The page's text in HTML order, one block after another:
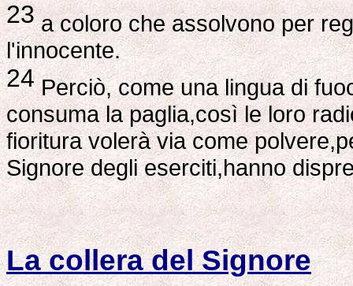
23a coloro che assolvono per
l'innocente.
24Perciò, come una lingua di
consuma la paglia,così le loro
fioritura volerà via come
Signore degli eserciti,hanno
La collera del Signore